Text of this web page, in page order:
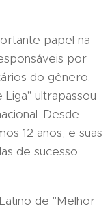
papel na
por
do gênero.
ultrapassou
Desde
12 anos, e suas
de sucesso
de "Melhor